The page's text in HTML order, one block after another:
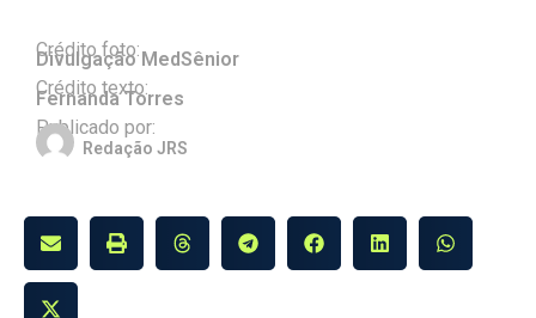
Crédito foto:
Divulgação MedSênior
Crédito texto:
Fernanda Torres
Publicado por:
Redação JRS